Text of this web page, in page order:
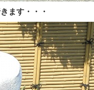
ます・・・